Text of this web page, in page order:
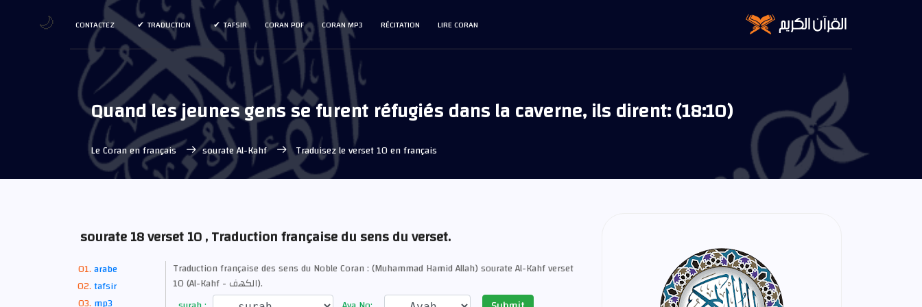
LIRE CORAN
RÉCITATION
CORAN MP3
CORAN PDF
TAFSIR
TRADUCTION
CONTACTEZ
Quand les jeunes gens se furent réfugiés dans la caverne, ils dirent: (18:10)
Le Coran en français sourate Al-Kahf Traduisez le verset 10 en français
sourate 18 verset 10 , Traduction française du sens du verset.
arabe
tafsir
Traduction française des sens du Noble Coran : (Muhammad Hamid Allah) sourate Al-Kahf verset
10 (Al-Kahf - الكهف).
🌙